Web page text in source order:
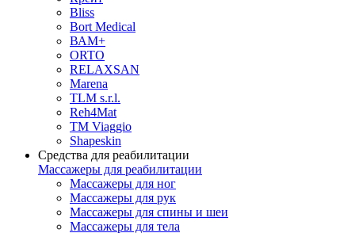
Bliss
Bort Medical
ВАМ+
ORTO
RELAXSAN
Marena
TLM s.r.l.
Reh4Mat
TM Viaggio
Shapeskin
Средства для реабилитации
Массажеры для реабилитации
Массажеры для ног
Массажеры для рук
Массажеры для спины и шеи
Массажеры для тела